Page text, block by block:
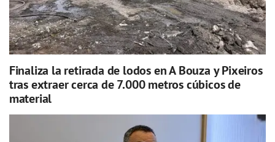
Finaliza la retirada de lodos en A Bouza y Pixeiros
tras extraer cerca de 7.000 metros cúbicos de
material